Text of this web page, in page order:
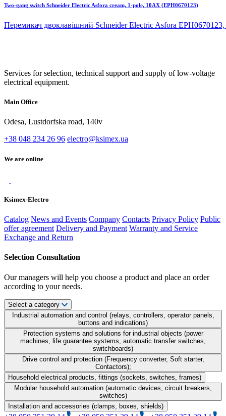
Two-gang switch Schneider Electric Asfora cream, 1-pole, 10AX (EPH0670123)
Перемикач двоклавішний Schneider Electric Asfora
Services for selection, technical support and supply of low-voltage
electrical equipment.
Main Office
Odesa, Lustdorfska road, 140v
+38 048 234 26 96 electro@ksimex.ua
We are online
Ksimex-Electro
Catalog News and Events Company Contacts Privacy Policy Public
offer agreement Delivery and Payment Warranty and Service
Exchange and Return
Selection Consultation
Our managers will help you choose a product and place an order
according to your needs.
Select a category
Industrial automation and control (relays, controllers, operator panels,
buttons and indications)
Protection systems and solutions for industrial objects (power
machines, life guarantee systems, automatic transfer switches,
switchboards)
Drive control and protection (Frequency converter, Soft starter,
Contactors);
Household electrical products, fittings (sockets, switches, frames)
Modular household automation (automatic devices, circuit breakers,
switches)
Installation and accessories (clamps, boxes, shields)